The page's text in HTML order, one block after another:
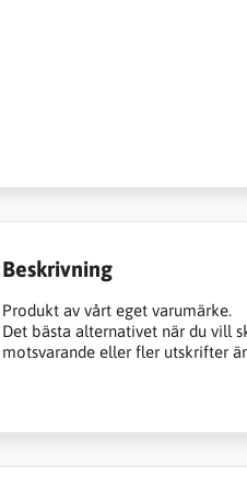
Beskrivning
Produkt av vårt eget varumärke.
Det bästa alternativet när du vill
motsvarande eller fler utskrifter